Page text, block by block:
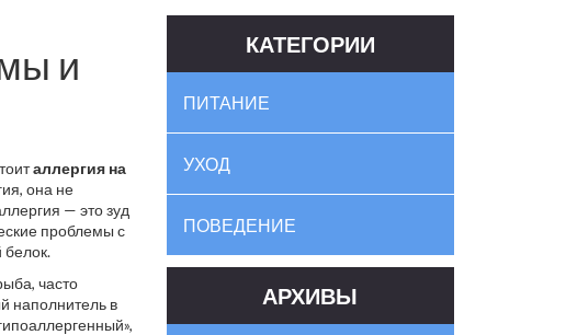
и
аллергия на
, она не
— это зуд
проблемы с
белок.
, часто
наполнитель в
КАТЕГОРИИ
ПИТАНИЕ
УХОД
ПОВЕДЕНИЕ
АРХИВЫ